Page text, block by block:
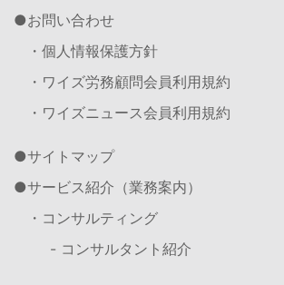
お問い合わせ
・個人情報保護方針
・ワイズ労務顧問会員利用規約
・ワイズニュース会員利用規約
サイトマップ
サービス紹介（業務案内）
・コンサルティング
- コンサルタント紹介